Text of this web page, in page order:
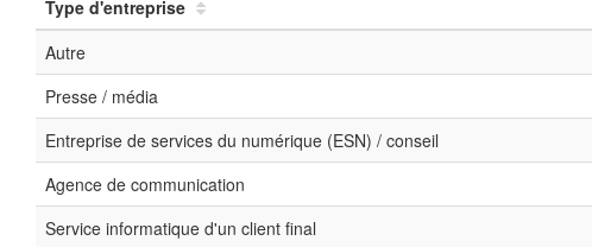
Type d'entreprise
Autre
Presse / média
Entreprise de services du numérique (ESN) / conseil
Agence de communication
Service informatique d'un client final